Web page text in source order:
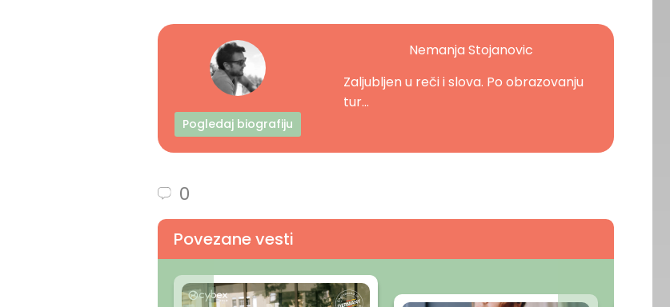
Pogledaj biografiju
Nemanja Stojanovic
Zaljubljen u reči i slova. Po obrazovanju
tur...
0
Povezane vesti